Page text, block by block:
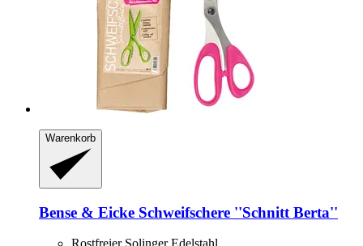
Warenkorb
Bense & Eicke Schweifschere ''Schnitt Berta''